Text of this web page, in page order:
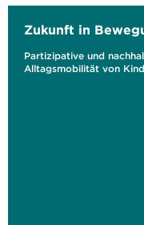
Zukunft in
Partizipative und
Alltagsmobilität von